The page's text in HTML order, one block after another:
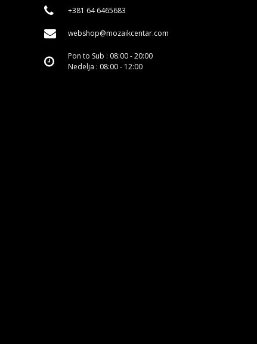
+381 64 6465683
webshop@mozaikcentar.com
Pon to Sub : 08:00 - 20:00
Nedelja : 08:00 - 12:00